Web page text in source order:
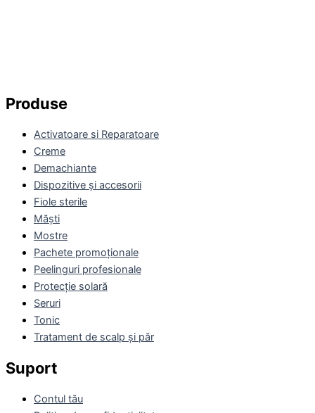
Produse
Activatoare si Reparatoare
Creme
Demachiante
Dispozitive și accesorii
Fiole sterile
Măști
Mostre
Pachete promoționale
Peelinguri profesionale
Protecție solară
Seruri
Tonic
Tratament de scalp și păr
Suport
Contul tău